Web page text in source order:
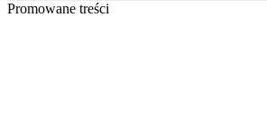
Promowane treści